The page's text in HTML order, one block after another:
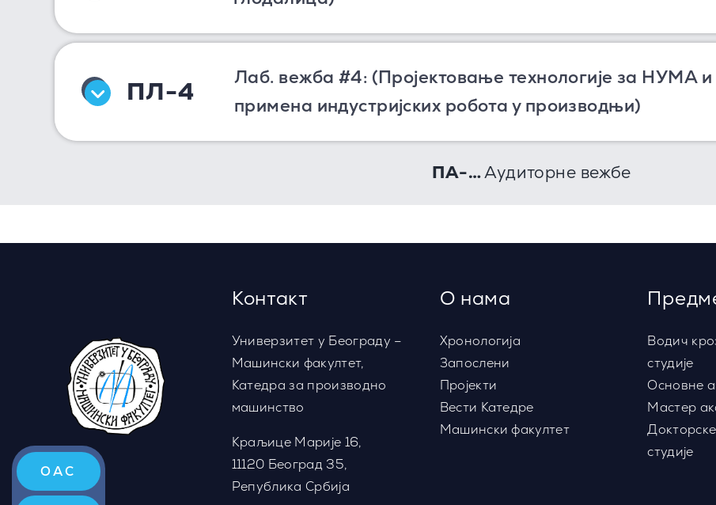
ПЛ-4
Лаб. вежба #4: (Пројектовање технологије за НУМА и
примена индустријских робота у производњи)
ПА-…Аудиторне вежбе
ОАС
Контакт
Универзитет у Београду –
Машински факултет,
Катедра за производно
машинство
Краљице Марије 16,
11120 Београд 35,
Република Србија
О нама
Хронологија
Запослени
Пројекти
Вести Катедре
Машински факултет
Водич
студије
Основне
Мастер
студије